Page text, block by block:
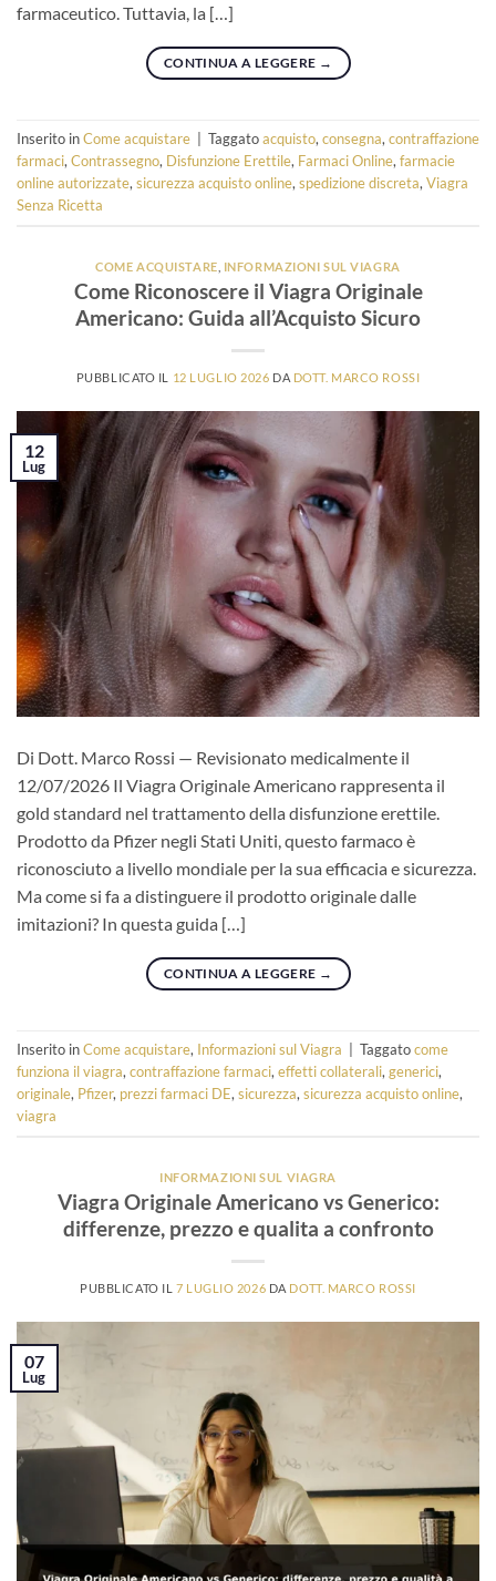
farmaceutico. Tuttavia, la […]
CONTINUA A LEGGERE →
Inserito inCome acquistare Taggatoacquisto, consegna, contraffazione
farmaci, Contrassegno, Disfunzione Erettile, Farmaci Online, farmacie
online autorizzate, sicurezza acquisto online, spedizione discreta, Viagra
Senza Ricetta
COME ACQUISTARE INFORMAZIONI SUL VIAGRA
Come Riconoscere il Viagra Originale
Americano: Guida all’Acquisto Sicuro
PUBBLICATO IL 12 LUGLIO 2026 DA DOTT. MARCO ROSSI
12
Lug
Di Dott. Marco Rossi — Revisionato medicalmente il
12/07/2026 Il Viagra Originale Americano rappresenta il
gold standard nel trattamento della disfunzione erettile.
Prodotto da Pfizer negli Stati Uniti, questo farmaco è
riconosciuto a livello mondiale per la sua efficacia e sicurezza.
Ma come si fa a distinguere il prodotto originale dalle
imitazioni? In questa guida […]
CONTINUA A LEGGERE →
Inserito inCome acquistare, Informazioni sul Viagra Taggatocome
funziona il viagra, contraffazione farmaci, effetti collaterali, generici,
originale, Pfizer, prezzi farmaci DE, sicurezza, sicurezza acquisto online,
viagra
INFORMAZIONI SUL VIAGRA
Viagra Originale Americano vs Generico:
differenze, prezzo e qualita a confronto
PUBBLICATO IL 7 LUGLIO 2026 DA DOTT. MARCO ROSSI
07
Lug